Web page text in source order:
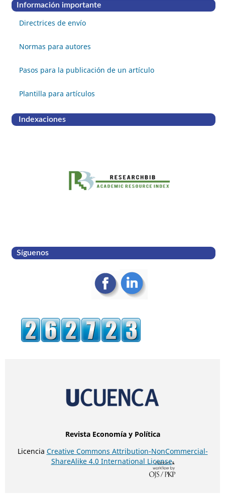
Información importante
Directrices de envío
Normas para autores
Pasos para la publicación de un artículo
Plantilla para artículos
Indexaciones
Síguenos
Revista Economía y Política
Licencia Creative Commons Attribution-NonCommercial-
ShareAlike 4.0 International License.